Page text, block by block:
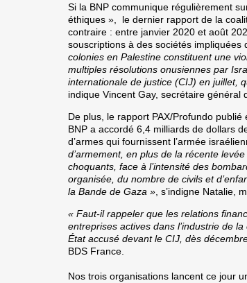
Si la BNP communique régulièrement
éthiques », le dernier rapport de la
contraire : entre janvier 2020 et août
souscriptions à des sociétés
colonies en Palestine constituent une
multiples résolutions onusiennes par
internationale de justice (CIJ) en juillet,
indiqueVincent Gay, secrétaire général
De plus, le rapport PAX/Profundo
BNP a accordé 6,4 milliards de dollars
d’armes qui fournissent l’armée
d’armement, en plus de la récente
choquants, face à l’intensité des
organisée, du nombre de civils et
la Bande de Gaza » , s’indigne Natalie,
« Faut-il rappeler que les relations
entreprises actives dans l’industrie de
État accusé devant le CIJ, dès
BDS France.
Nos trois organisations lancent ce jour